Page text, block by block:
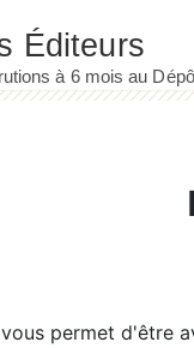
vous permet d'être